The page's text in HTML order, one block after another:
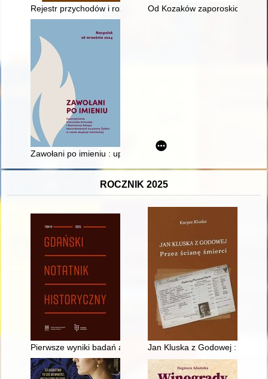
Rejestr przychodów i rozchodów prokuratora generalnego
Od Kozaków zaporoskich do
Zawołani po imieniu : upamiętnienie Franciszka Antczaka i
ROCZNIK 2025
Pierwsze wyniki badań archeologicznych przy ulicy
Jan Kluska z Godowej : przez